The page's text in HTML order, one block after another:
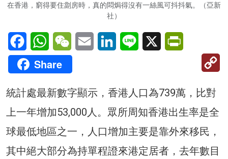
在香港，窮得要住劏房時，真的悶焗得沒有一絲風可抖抖氣。（亞新
社）
FacebookWhatsAppWeChatEmail LinkedInLine X
Share
統計處最新數字顯示，香港人口為739萬，比對
上一年增加53,000人。眾所周知香港出生率是全
球最低地區之一，人口增加主要是靠外來移民，
其中絕大部分為持單程證來港定居者，去年數目